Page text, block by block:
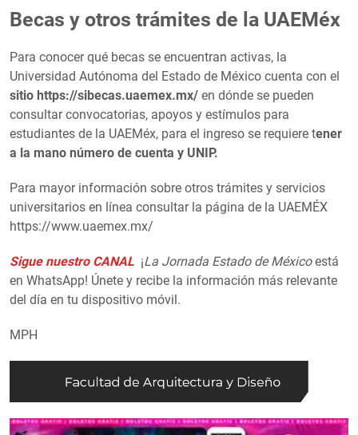
Becas y otros trámites de la UAEMéx
Para conocer qué becas se encuentran activas, la
Universidad Autónoma del Estado de México cuenta con el
sitio https://sibecas.uaemex.mx/ en dónde se pueden
consultar convocatorias, apoyos y estímulos para
estudiantes de la UAEMéx, para el ingreso se requiere tener
a la mano número de cuenta y UNIP.
Para mayor información sobre otros trámites y servicios
universitarios en línea consultar la página de la UAEMÉX
https://www.uaemex.mx/
Sigue nuestro CANAL ¡La Jornada Estado de Méxicoestá
en WhatsApp! Únete y recibe la información más relevante
del día en tu dispositivo móvil.
MPH